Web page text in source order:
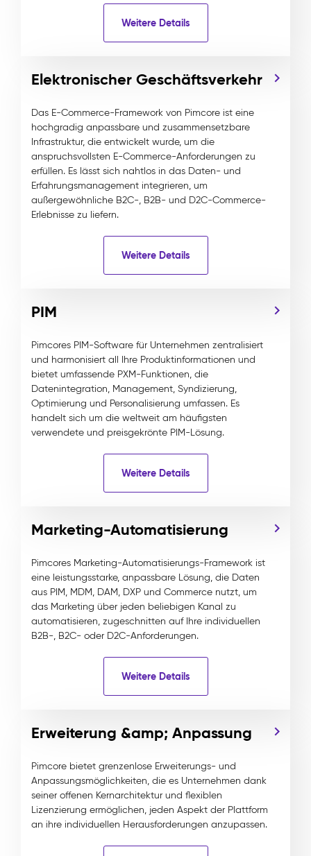
Weitere Details
Elektronischer Geschäftsverkehr
Das E-Commerce-Framework von Pimcore ist eine
hochgradig anpassbare und zusammensetzbare
Infrastruktur, die entwickelt wurde, um die
anspruchsvollsten E-Commerce-Anforderungen zu
erfüllen. Es lässt sich nahtlos in das Daten- und
Erfahrungsmanagement integrieren, um
außergewöhnliche B2C-, B2B- und D2C-Commerce-
Erlebnisse zu liefern.
Weitere Details
PIM
Pimcores PIM-Software für Unternehmen zentralisiert
und harmonisiert all Ihre Produktinformationen und
bietet umfassende PXM-Funktionen, die
Datenintegration, Management, Syndizierung,
Optimierung und Personalisierung umfassen. Es
handelt sich um die weltweit am häufigsten
verwendete und preisgekrönte PIM-Lösung.
Weitere Details
Marketing-Automatisierung
Pimcores Marketing-Automatisierungs-Framework ist
eine leistungsstarke, anpassbare Lösung, die Daten
aus PIM, MDM, DAM, DXP und Commerce nutzt, um
das Marketing über jeden beliebigen Kanal zu
automatisieren, zugeschnitten auf Ihre individuellen
B2B-, B2C- oder D2C-Anforderungen.
Weitere Details
Erweiterung &amp; Anpassung
Pimcore bietet grenzenlose Erweiterungs- und
Anpassungsmöglichkeiten, die es Unternehmen dank
seiner offenen Kernarchitektur und flexiblen
Lizenzierung ermöglichen, jeden Aspekt der Plattform
an ihre individuellen Herausforderungen anzupassen.